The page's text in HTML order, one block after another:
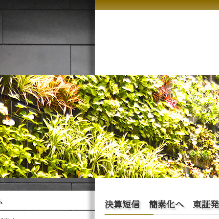
決算短信 簡素化へ 東証